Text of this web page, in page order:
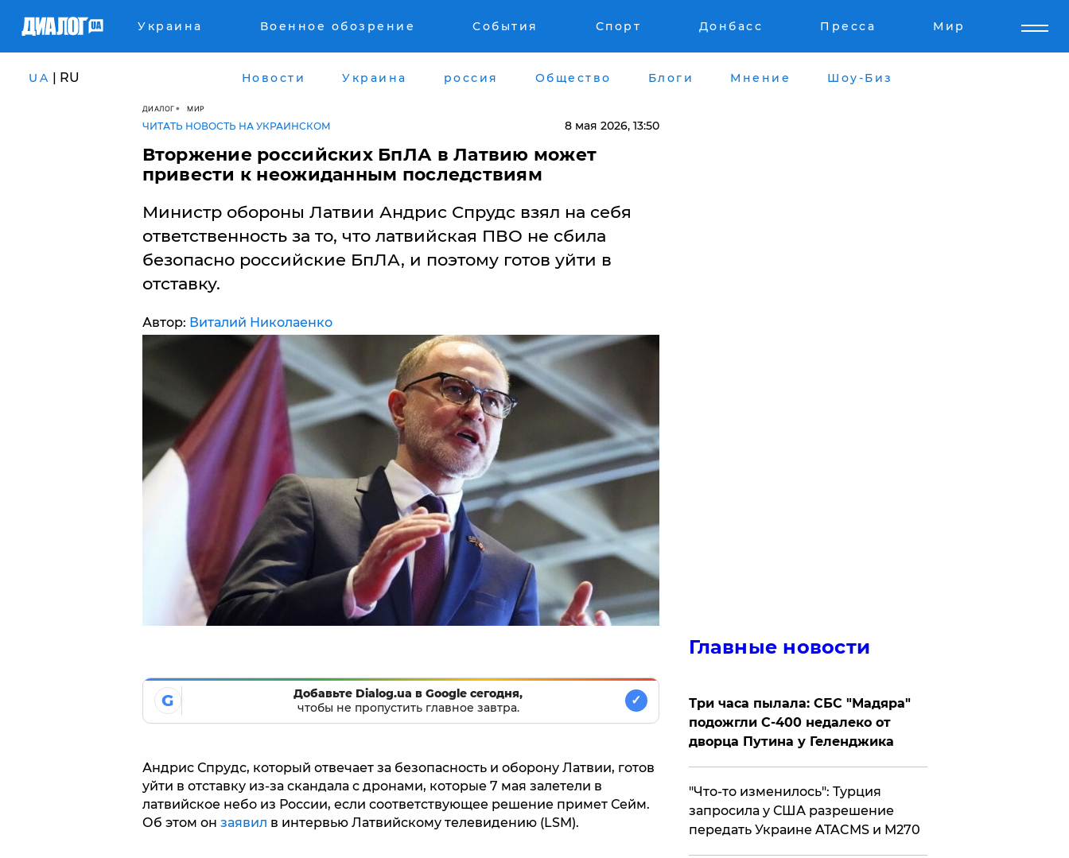
Украина Военное обозрение События Спорт Донбасс Пресса Мир
UA | RU Новости Украина россия Общество Блоги Мнение Шоу-Биз
ДИАЛОГ МИР
ЧИТАТЬ НОВОСТЬ НА УКРАИНСКОМ 8 мая 2026, 13:50
Вторжение российских БпЛА в Латвию может
привести к неожиданным последствиям
Министр обороны Латвии Андрис Спрудс взял на себя
ответственность за то, что латвийская ПВО не сбила
безопасно российские БпЛА, и поэтому готов уйти в
отставку.
Автор: Виталий Николаенко
G
Добавьте Dialog.ua в Google сегодня,
чтобы не пропустить главное завтра.
✓
Андрис Спрудс, который отвечает за безопасность и оборону Латвии, готов
уйти в отставку из-за скандала с дронами, которые 7 мая залетели в
латвийское небо из России, если соответствующее решение примет Сейм.
Об этом он заявил в интервью Латвийскому телевидению (LSM).
Главные новости
Три часа пылала: СБС "Мадяра"
подожгли С-400 недалеко от
дворца Путина у Геленджика
​"Что-то изменилось": Турция
запросила у США разрешение
передать Украине ATACMS и M270